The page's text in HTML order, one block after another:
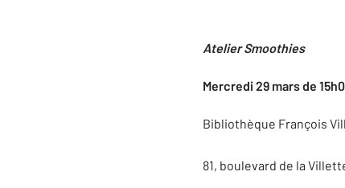
Atelier Smoothies
Mercredi 29 mars de
Bibliothèque François
81, boulevard de la